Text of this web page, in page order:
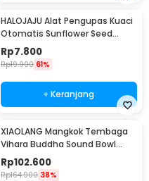
HALOJAJU Alat Pengupas Kuaci
Otomatis Sunflower Seed
Peeling Machine - HA-03
Rp7.800
Rp19.900 61%
+ Keranjang
XIAOLANG Mangkok Tembaga
Vihara Buddha Sound Bowl
8x4.4cm - X8
Rp102.600
Rp164.900 38%